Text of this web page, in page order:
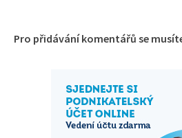
Pro přidávání komentářů se